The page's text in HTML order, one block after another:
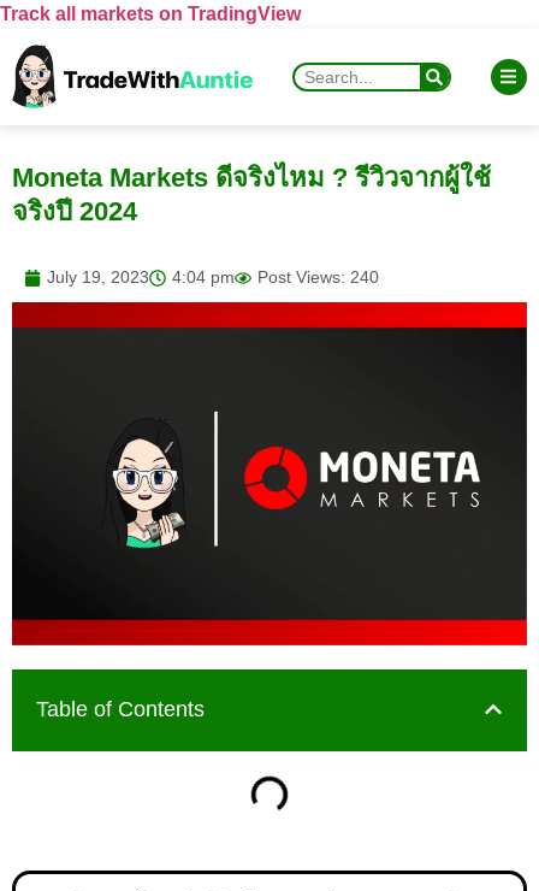
Track all markets on TradingView
Moneta Markets ดีจริงไหม ? รีวิวจากผู้ใช้
จริงปี 2024
July 19, 2023 4:04 pm Post Views: 240
Table of Contents